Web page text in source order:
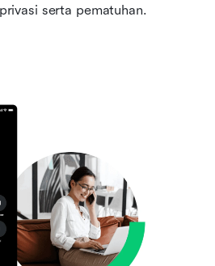
serta pematuhan.